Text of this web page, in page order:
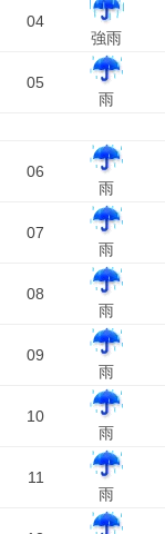
04
強雨
05
雨
06
雨
07
雨
08
雨
09
雨
10
雨
11
雨